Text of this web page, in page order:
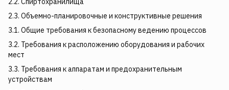
2.3. Объемно-планировочные и конструктивные решения
3.1. Общие требования к безопасному ведению процессов
3.2. Требования к расположению оборудования и рабочих
мест
3.3. Требования к аппаратам и предохранительным
устройствам